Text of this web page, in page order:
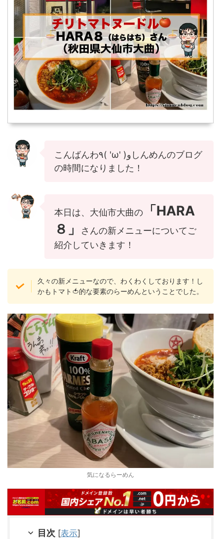
こんばんわ٩( 'ω' )وしんめんのブログ
の時間になりました！
本日は、大仙市大曲の
「HARA
８」
さんの新メニューについてご
紹介していきます！
久々の新メニューなので、わくわくしております！し
かもトマト🍅的な要素のらーめんということでした。
気になるらーめん
目次 [表示]